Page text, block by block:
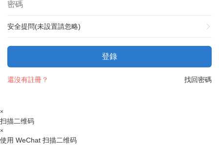
安全提問(未設置請忽略)
登錄
找回密碼
還沒有註冊？
×
扫描二维码
×
使用 WeChat 扫描二维码